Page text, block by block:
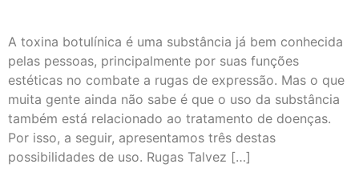
A toxina botulínica é uma substância já bem conhecida
pelas pessoas, principalmente por suas funções
estéticas no combate a rugas de expressão. Mas o que
muita gente ainda não sabe é que o uso da substância
também está relacionado ao tratamento de doenças.
Por isso, a seguir, apresentamos três destas
possibilidades de uso. Rugas Talvez […]